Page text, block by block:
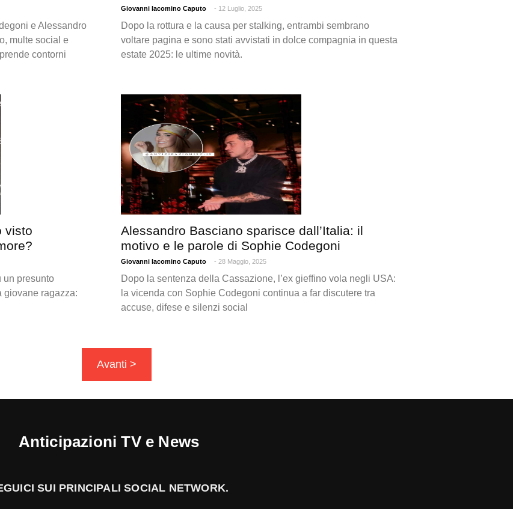
e Alessandro
multe social e
contorni
Giovanni Iacomino Caputo - 12 Luglio, 2025
Dopo la rottura e la causa per stalking, entrambi sembrano
voltare pagina e sono stati avvistati in dolce compagnia in questa
estate 2025: le ultime novità.
visto
un presunto
giovane ragazza:
Alessandro Basciano sparisce dall’Italia: il
motivo e le parole di Sophie Codegoni
Giovanni Iacomino Caputo - 28 Maggio, 2025
Dopo la sentenza della Cassazione, l’ex gieffino vola negli USA:
la vicenda con Sophie Codegoni continua a far discutere tra
accuse, difese e silenzi social
Avanti >
Anticipazioni TV e News
SUI PRINCIPALI SOCIAL NETWORK.